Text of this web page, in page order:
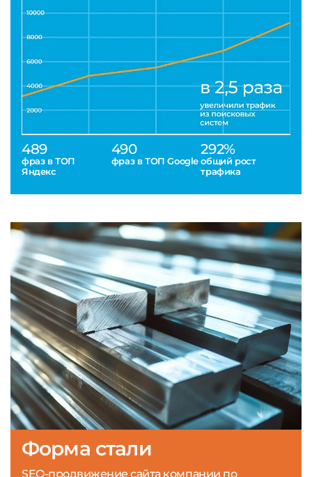
489
фраз в ТОП
Яндекс
490
фраз в ТОП Google
292%
общий рост
трафика
Форма стали
SEO-продвижение сайта компании по